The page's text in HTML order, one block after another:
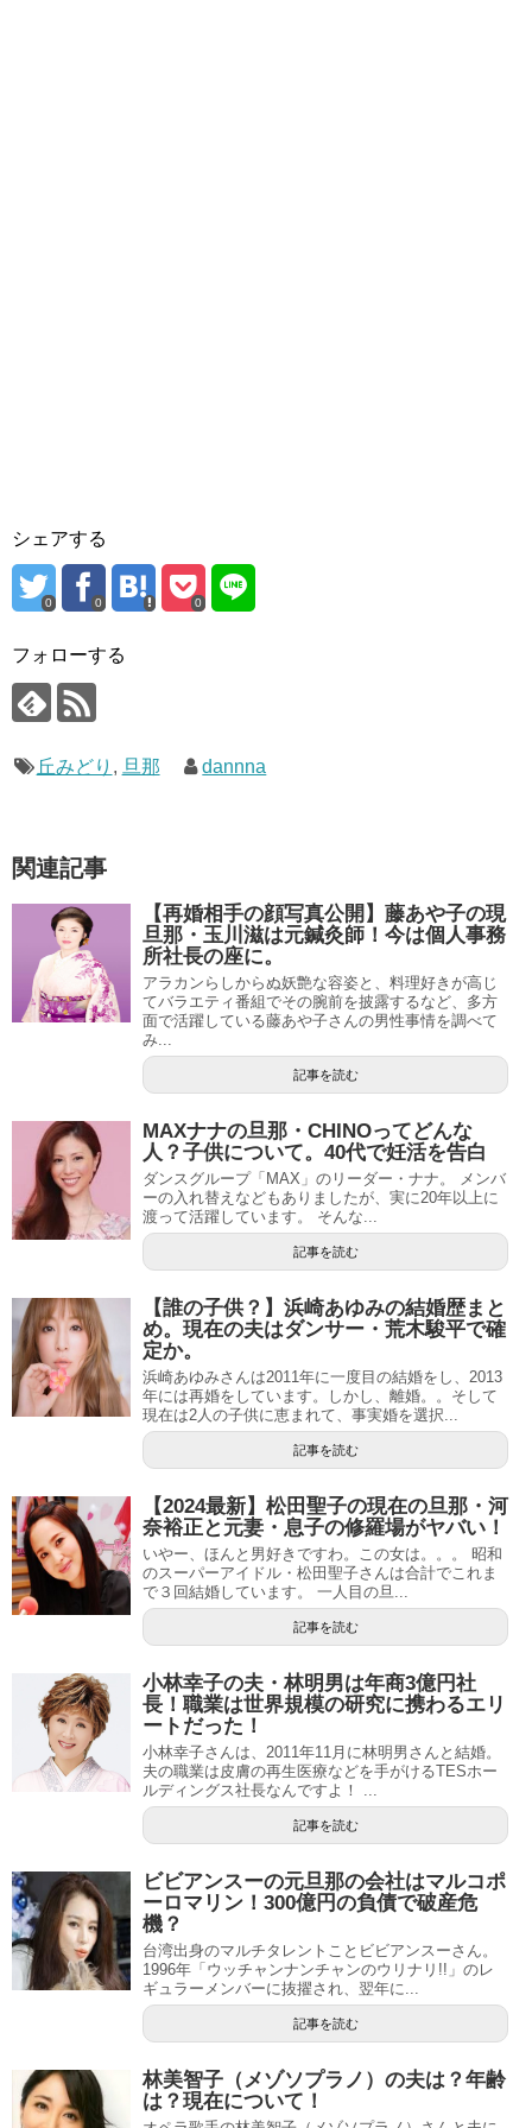
シェアする
0 0 0
フォローする
丘みどり , 旦那 dannna
関連記事
【再婚相手の顔写真公開】藤あや子の現
旦那・玉川滋は元鍼灸師！今は個人事務
所社長の座に。
アラカンらしからぬ妖艶な容姿と、料理好きが高じ
てバラエティ番組でその腕前を披露するなど、多方
面で活躍している藤あや子さんの男性事情を調べて
み...
記事を読む
MAXナナの旦那・CHINOってどんな
人？子供について。40代で妊活を告白
ダンスグループ「MAX」のリーダー・ナナ。 メンバ
ーの入れ替えなどもありましたが、実に20年以上に
渡って活躍しています。 そんな...
記事を読む
【誰の子供？】浜崎あゆみの結婚歴まと
め。現在の夫はダンサー・荒木駿平で確
定か。
浜崎あゆみさんは2011年に一度目の結婚をし、2013
年には再婚をしています。しかし、離婚。。そして
現在は2人の子供に恵まれて、事実婚を選択...
記事を読む
【2024最新】松田聖子の現在の旦那・河
奈裕正と元妻・息子の修羅場がヤバい！
いやー、ほんと男好きですわ。この女は。。。 昭和
のスーパーアイドル・松田聖子さんは合計でこれま
で３回結婚しています。 一人目の旦...
記事を読む
小林幸子の夫・林明男は年商3億円社
長！職業は世界規模の研究に携わるエリ
ートだった！
小林幸子さんは、2011年11月に林明男さんと結婚。
夫の職業は皮膚の再生医療などを手がけるTESホー
ルディングス社長なんですよ！ ...
記事を読む
ビビアンスーの元旦那の会社はマルコポ
ーロマリン！300億円の負債で破産危
機？
台湾出身のマルチタレントことビビアンスーさん。
1996年「ウッチャンナンチャンのウリナリ!!」のレ
ギュラーメンバーに抜擢され、翌年に...
記事を読む
林美智子（メゾソプラノ）の夫は？年齢
は？現在について！